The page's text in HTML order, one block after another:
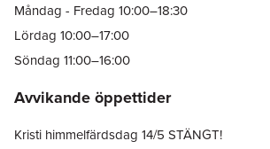
Måndag - Fredag 10:00–18:30
Lördag 10:00–17:00
Söndag 11:00–16:00
Avvikande öppettider
Kristi himmelfärdsdag 14/5 STÄNGT!